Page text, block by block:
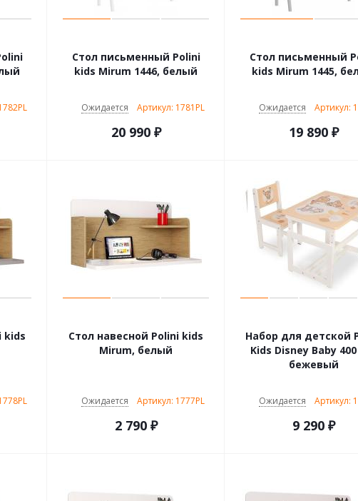
Стол письменный Polini
kids Mirum 1446, белый
Ожидается Артикул: 1781PL
20 990₽
Стол письменный
kids Mirum 1445,
Ожидается Артикул:
19 890₽
kids
Стол навесной Polini kids
Mirum, белый
Ожидается Артикул: 1777PL
2 790₽
Набор для детской
Kids Disney Baby 400
бежевый
Ожидается Артикул:
9 290₽